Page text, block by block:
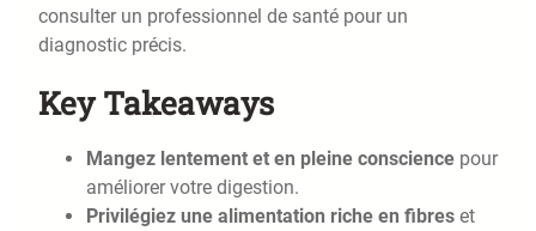
consulter un professionnel de santé pour un
diagnostic précis.
Key Takeaways
Mangez lentement et en pleine conscience pour
améliorer votre digestion.
Privilégiez une alimentation riche en fibres et